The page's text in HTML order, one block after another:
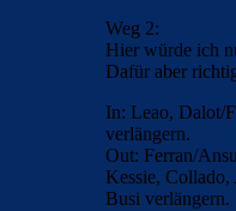
Weg 2:
Hier würde ich
Dafür aber
In: Leao, Dalot/
verlängern.
Out: Ferran/
Kessie, Collado,
Busi verlängern.